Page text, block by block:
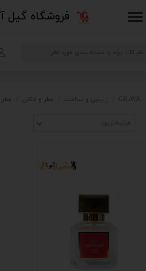
​فروشگاه گیل
حساب کاربری من
GILAVA زیبایی و سلامت عطر و ادکلن عطر
مرتبط‌ترین